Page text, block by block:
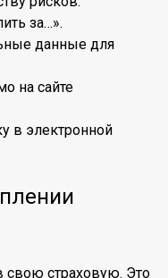
за…».
данные для
на сайте
в электронной
страховую. Это